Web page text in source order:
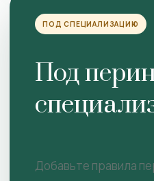
ПОД СПЕЦИАЛИЗАЦИЮ
Под
Добавьте правила